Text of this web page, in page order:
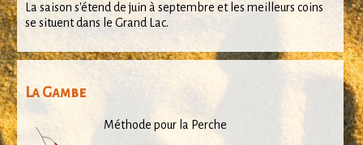
La saison s'étend de juin à septembre et les meilleurs coins
se situent dans le Grand Lac.
La Gambe
Méthode pour la Perche